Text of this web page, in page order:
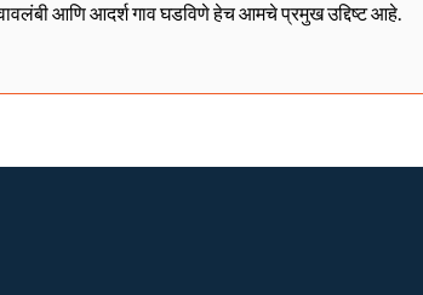
आणि आदर्श गाव घडविणे हेच आमचे प्रमुख उद्दिष्ट आहे.